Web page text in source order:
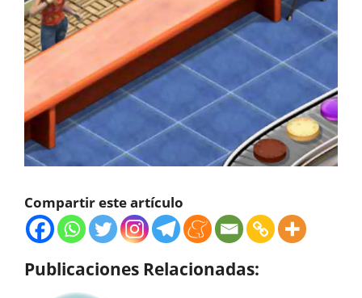
Compartir este artículo
Publicaciones Relacionadas: